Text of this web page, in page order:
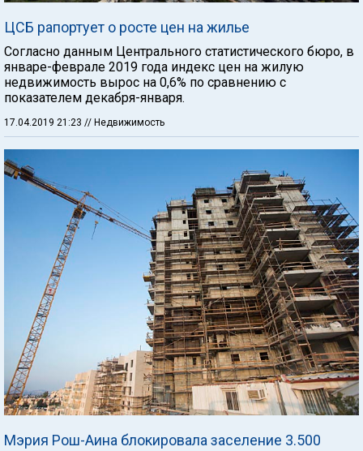
ЦСБ рапортует о росте цен на жилье
Согласно данным Центрального статистического бюро, в
январе-феврале 2019 года индекс цен на жилую
недвижимость вырос на 0,6% по сравнению с
показателем декабря-января.
17.04.2019 21:23 // Недвижимость
Мэрия Рош-Аина блокировала заселение 3.500